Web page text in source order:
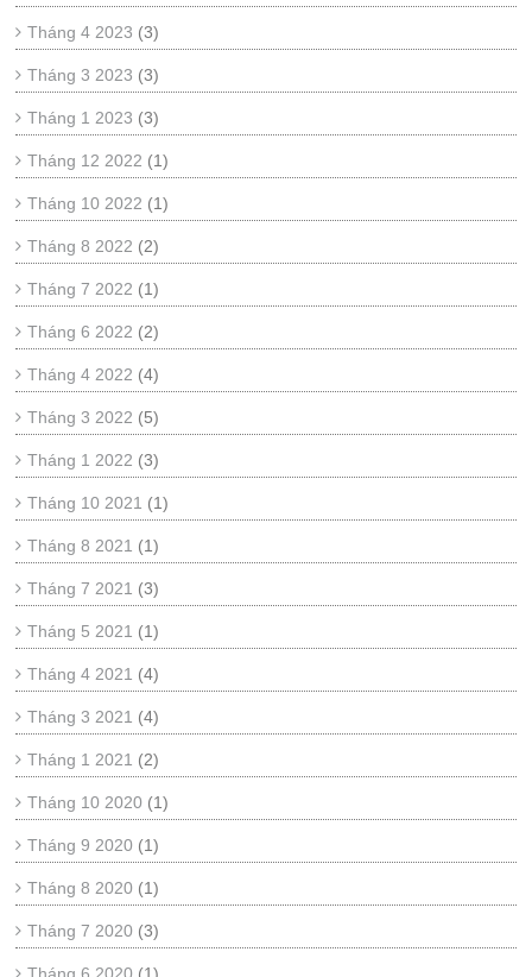
Tháng 4 2023 (3)
Tháng 3 2023 (3)
Tháng 1 2023 (3)
Tháng 12 2022 (1)
Tháng 10 2022 (1)
Tháng 8 2022 (2)
Tháng 7 2022 (1)
Tháng 6 2022 (2)
Tháng 4 2022 (4)
Tháng 3 2022 (5)
Tháng 1 2022 (3)
Tháng 10 2021 (1)
Tháng 8 2021 (1)
Tháng 7 2021 (3)
Tháng 5 2021 (1)
Tháng 4 2021 (4)
Tháng 3 2021 (4)
Tháng 1 2021 (2)
Tháng 10 2020 (1)
Tháng 9 2020 (1)
Tháng 8 2020 (1)
Tháng 7 2020 (3)